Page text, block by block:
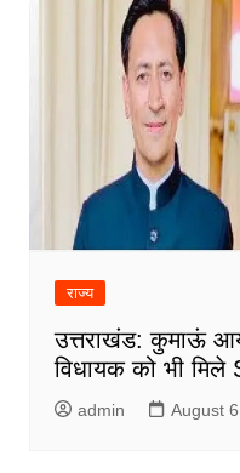
राज्य
उत्तराखंड: कुमाऊं
विधायक को भी मिले
admin August